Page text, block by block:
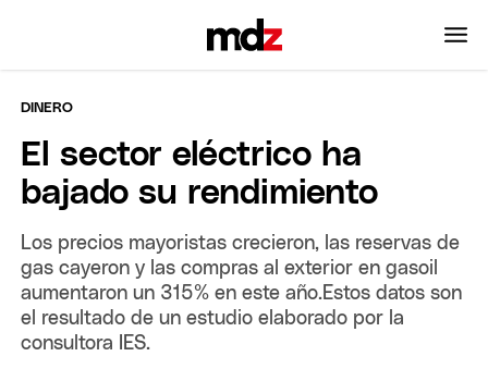
DINERO
El sector eléctrico ha
bajado su rendimiento
Los precios mayoristas crecieron, las reservas de
gas cayeron y las compras al exterior en gasoil
aumentaron un 315% en este año.Estos datos son
el resultado de un estudio elaborado por la
consultora IES.